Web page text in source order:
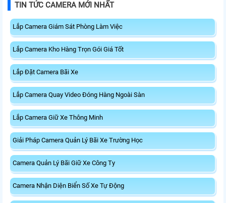
TIN TỨC CAMERA MỚI NHẤT
Lắp Camera Giám Sát Phòng Làm Việc
Lắp Camera Kho Hàng Trọn Gói Giá Tốt
Lắp Đặt Camera Bãi Xe
Lắp Camera Quay Video Đóng Hàng Ngoài Sàn
Lắp Camera Giữ Xe Thông Minh
Giải Pháp Camera Quản Lý Bãi Xe Trường Học
Camera Quản Lý Bãi Giữ Xe Công Ty
Camera Nhận Diện Biển Số Xe Tự Động